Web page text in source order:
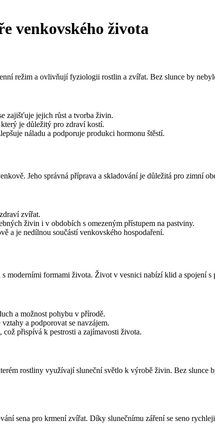
venkovského života
režim a ovlivňují fyziologii rostlin a zvířat. Bez slunce by
zajišťuje jejich růst a tvorba živin.
je důležitý pro zdraví kostí.
náladu a podporuje produkci hormonu štěstí.
Jeho správná příprava a skladování je důležitá pro zimní
zvířat.
živin i v obdobích s omezeným přístupem na pastviny.
a je nedílnou součástí venkovského hospodaření.
moderními formami života. Život v vesnici nabízí klid a spojení s
a možnost pohybu v přírodě.
a podporovat se navzájem.
přispívá k pestrosti a zajímavosti života.
rostliny využívají sluneční světlo k výrobě živin. Bez slunce
sena pro krmení zvířat. Díky slunečnímu záření se seno